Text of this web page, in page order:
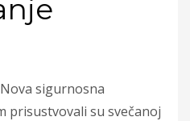
sigurnosna
prisustvovali su svečanoj